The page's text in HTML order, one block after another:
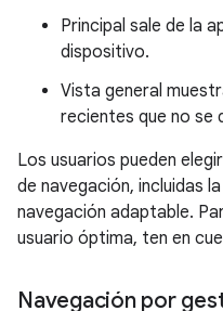
Principal sale de la
dispositivo.
Vista general
recientes que no se
Los usuarios pueden
de navegación, incluidas
navegación adaptable.
usuario óptima, ten en
Navegación por